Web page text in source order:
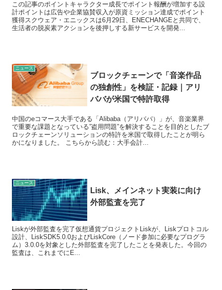
この記事のポイントキャラクター成長でポイント報酬が増加する設
計ポイントは広告や企業協賛収入が原資ミッション達成でポイント
獲得スクウェア・エニックスは6月29日、ENECHANGEと共同で、
生活者の脱炭素アクションを後押しする新サービスを開発...
ニュース
ブロックチェーンで「音楽作品
の独創性」を検証・記録｜アリ
ババが米国で特許取得
中国のeコマース大手である「Alibaba（アリババ）」が、音楽業界
で重要な課題となっている”盗用問題”を解決することを目的としたブ
ロックチェーンソリューションの特許を米国で取得したことが明ら
かになりました。 こちらから読む：大手会計...
ニュース
Lisk、メインネット実装に向け
外部監査を完了
Liskが外部監査を完了仮想通貨プロジェクトLiskが、Liskプロトコル
設計、LiskSDK5.0.0およびLiskCore（ノード参加に必要なプログラ
ム）3.0.0を対象とした外部監査を完了したことを発表した。今回の
監査は、これまでにE...